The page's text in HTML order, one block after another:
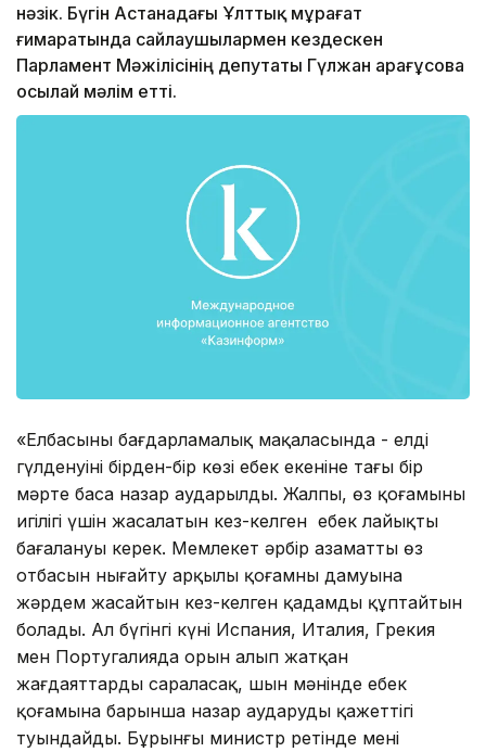
нәзік. Бүгін Астанадағы Ұлттық мұрағат
ғимаратында сайлаушылармен кездескен
Парламент Мәжілісінің депутаты Гүлжан Қарағұсова
осылай мәлім етті.
«Елбасының бағдарламалық мақаласында - елдің
гүлденуінің бірден-бір көзі еңбек екеніне тағы бір
мәрте баса назар аударылды. Жалпы, өз қоғамының
игілігі үшін жасалатын кез-келген еңбек лайықты
бағалануы керек. Мемлекет әрбір азаматтың өз
отбасын нығайту арқылы қоғамның дамуына
жәрдем жасайтын кез-келген қадамды құптайтын
болады. Ал бүгінгі күні Испания, Италия, Грекия
мен Португалияда орын алып жатқан
жағдаяттарды сараласақ, шын мәнінде еңбек
қоғамына барынша назар аударудың қажеттігі
туындайды. Бұрынғы министр ретінде менің